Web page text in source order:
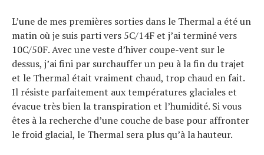
L’une de mes premières sorties dans le Thermal a été un
matin où je suis parti vers 5C/14F et j’ai terminé vers
10C/50F. Avec une veste d’hiver coupe-vent sur le
dessus, j’ai fini par surchauffer un peu à la fin du trajet
et le Thermal était vraiment chaud, trop chaud en fait.
Il résiste parfaitement aux températures glaciales et
évacue très bien la transpiration et l’humidité. Si vous
êtes à la recherche d’une couche de base pour affronter
le froid glacial, le Thermal sera plus qu’à la hauteur.